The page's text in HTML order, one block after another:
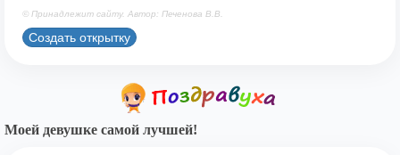
© Принадлежит сайту. Автор: Печенова В.В.
Создать открытку
Моей девушке самой лучшей!